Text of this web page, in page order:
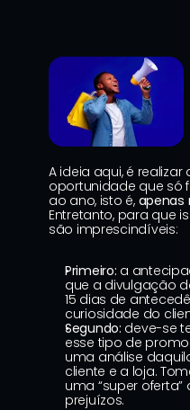
A ideia aqui, é realizar
oportunidade que só
ao ano, isto é, apenas
Entretanto, para que
são imprescindíveis:
Primeiro: a
que a divulgação
15 dias de
curiosidade do
Segundo: deve-se
esse tipo de
uma análise
cliente e a loja.
uma “super
prejuízos.